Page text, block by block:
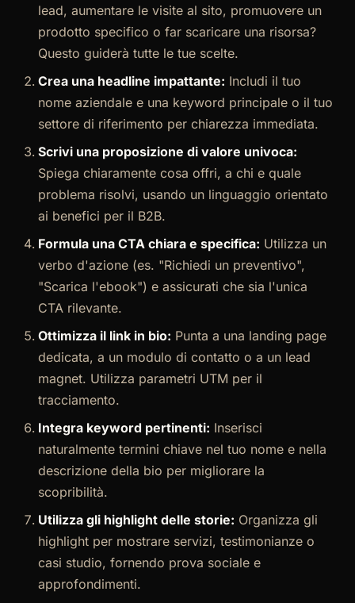
lead, aumentare le visite al sito, promuovere un
prodotto specifico o far scaricare una risorsa?
Questo guiderà tutte le tue scelte.
Crea una headline impattante: Includi il tuo
nome aziendale e una keyword principale o il tuo
settore di riferimento per chiarezza immediata.
Scrivi una proposizione di valore univoca:
Spiega chiaramente cosa offri, a chi e quale
problema risolvi, usando un linguaggio orientato
ai benefici per il B2B.
Formula una CTA chiara e specifica: Utilizza un
verbo d'azione (es. "Richiedi un preventivo",
"Scarica l'ebook") e assicurati che sia l'unica
CTA rilevante.
Ottimizza il link in bio: Punta a una landing page
dedicata, a un modulo di contatto o a un lead
magnet. Utilizza parametri UTM per il
tracciamento.
Integra keyword pertinenti: Inserisci
naturalmente termini chiave nel tuo nome e nella
descrizione della bio per migliorare la
scopribilità.
Utilizza gli highlight delle storie: Organizza gli
highlight per mostrare servizi, testimonianze o
casi studio, fornendo prova sociale e
approfondimenti.